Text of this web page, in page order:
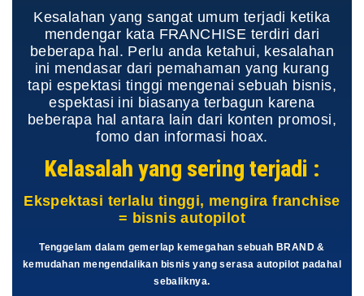
Kesalahan yang sangat umum terjadi ketika
mendengar kata FRANCHISE terdiri dari
beberapa hal. Perlu anda ketahui, kesalahan
ini mendasar dari pemahaman yang kurang
tapi espektasi tinggi mengenai sebuah bisnis,
espektasi ini biasanya terbagun karena
beberapa hal antara lain dari konten promosi,
fomo dan informasi hoax.
Kelasalah yang sering terjadi :
Ekspektasi terlalu tinggi, mengira franchise
= bisnis autopilot
Tenggelam dalam gemerlap kemegahan sebuah BRAND &
kemudahan mengendalikan bisnis yang serasa autopilot padahal
sebaliknya.